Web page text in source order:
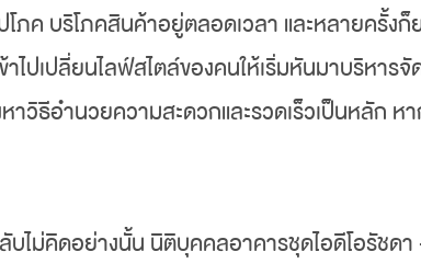
ค บริโภคสินค้าอยู่ตลอดเวลา และหลายครั้งก็
ไปเปลี่ยนไลฟ์สไตล์ของคนให้เริ่มหันมาบริหารจั
วิธีอำนวยความสะดวกและรวดเร็วเป็นหลัก หา
บไม่คิดอย่างนั้น นิติบุคคลอาคารชุดไอดีโอรัชด